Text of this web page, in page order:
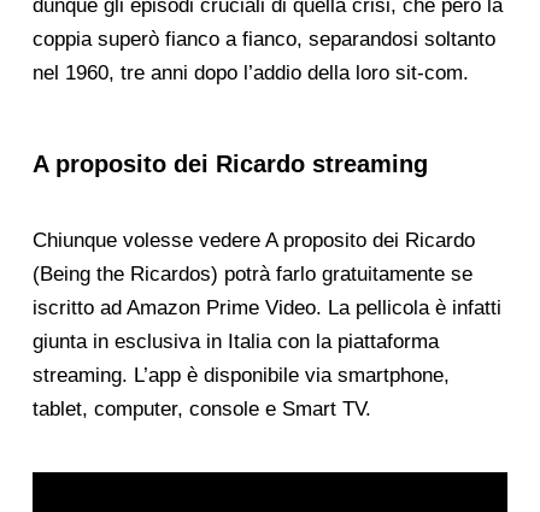
dunque gli episodi cruciali di quella crisi, che però la
coppia superò fianco a fianco, separandosi soltanto
nel 1960, tre anni dopo l’addio della loro sit-com.
A proposito dei Ricardo streaming
Chiunque volesse vedere A proposito dei Ricardo
(Being the Ricardos) potrà farlo gratuitamente se
iscritto ad Amazon Prime Video. La pellicola è infatti
giunta in esclusiva in Italia con la piattaforma
streaming. L’app è disponibile via smartphone,
tablet, computer, console e Smart TV.